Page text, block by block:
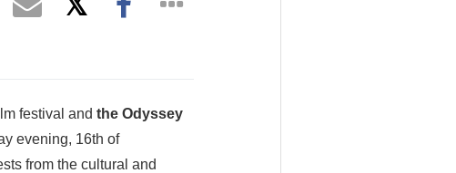
festival and the Odyssey
evening, 16th of
from the cultural and